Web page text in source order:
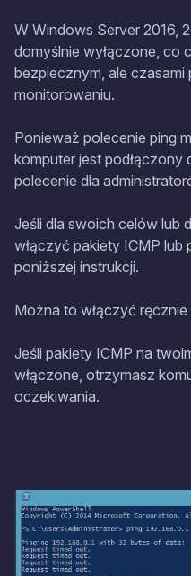
W Windows Server 2016,
domyślnie wyłączone, co
bezpiecznym, ale
monitorowaniu.
Ponieważ polecenie ping
komputer jest podłączony
polecenie dla
Jeśli dla swoich celów lub
włączyć pakiety ICMP
poniższej instrukcji.
Można to włączyć
Jeśli pakiety ICMP na
włączone, otrzymasz
oczekiwania.